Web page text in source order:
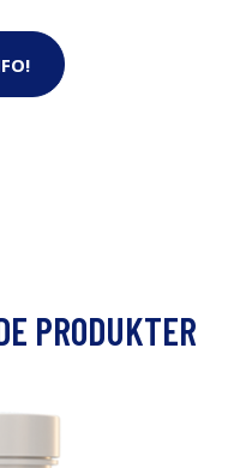
PRODUKTER